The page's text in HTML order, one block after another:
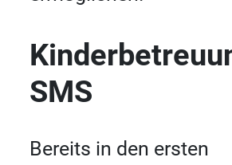
SMS
Bereits in den ersten